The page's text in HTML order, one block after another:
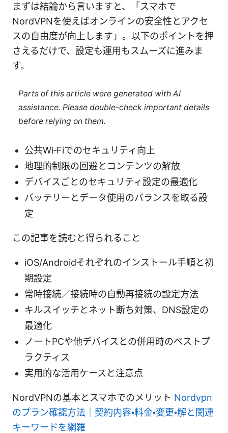
まずは結論から言いますと、「スマホで
NordVPNを使えばオンラインの安全性とアクセ
スの自由度が向上します」。以下のポイントを押
さえるだけで、設定も運用もスムーズに進みま
す。
Parts of this article were generated with AI
assistance. Please double-check important details
before relying on them.
公共Wi‑Fiでのセキュリティ向上
地理的制限の回避とコンテンツの解放
デバイスごとのセキュリティ設定の最適化
バッテリーとデータ使用のバランスを取る設
定
この記事を読むと得られること
iOS/Androidそれぞれのインストール手順と初
期設定
常時接続／接続時の自動再接続の設定方法
キルスイッチとネット断ち対策、DNS設定の
最適化
ノートPCや他デバイスとの併用時のベストプ
ラクティス
実用的な活用ケースと注意点
NordVPNの基本とスマホでのメリット Nordvpn
のプラン確認方法｜契約内容・料金・変更・解と関連
キーワードを網羅